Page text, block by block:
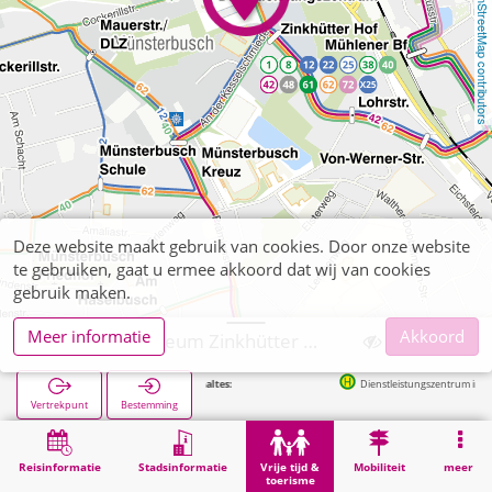
OpenStreetMap contributors
Reisinformatie Stadsinformatie
Vrije tijd &
toerisme
Mobiliteit meer
Vertrekpunt Bestemming
Volgende haltes: Dienstleistungszentrum in 98m
Vrije tijd & toerisme Cultuur Stolberg, Museum Zinkhütter Hof
Deze website maakt gebruik van cookies. Door onze website
te gebruiken, gaat u ermee akkoord dat wij van cookies
gebruik maken.
Meer informatie
Akkoord